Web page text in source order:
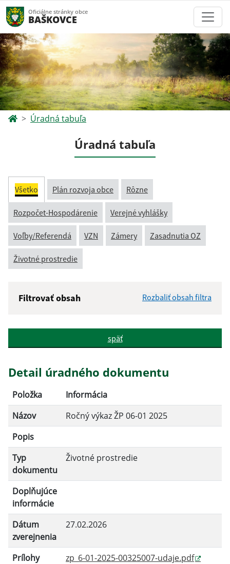
Oficiálne stránky obce
BAŠKOVCE
Úradná tabuľa
Úradná tabuľa
Všetko Plán rozvoja obce Rôzne
Rozpočet-Hospodárenie Verejné vyhlášky
Voľby/Referendá VZN Zámery Zasadnutia OZ
Životné prostredie
Filtrovať obsah Rozbaliť obsah filtra
Popis:
Dátum zverejnenia do:
Filtrovať
späť
Detail úradného dokumentu
Položka
Informácia
Názov
Ročný výkaz ŽP 06-01 2025
Popis
Typ
dokumentu
Životné prostredie
Doplňujúce
informácie
Dátum
zverejnenia
27.02.2026
Prílohy
zp_6-01-2025-00325007-udaje.pdf